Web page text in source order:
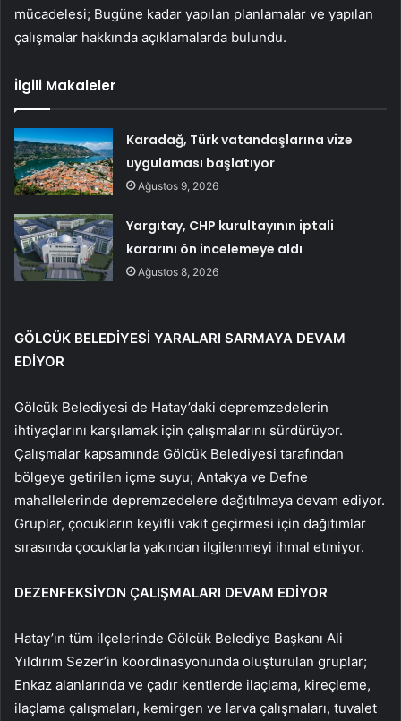
mücadelesi; Bugüne kadar yapılan planlamalar ve yapılan
çalışmalar hakkında açıklamalarda bulundu.
İlgili Makaleler
Karadağ, Türk vatandaşlarına vize
uygulaması başlatıyor
Ağustos 9, 2026
Yargıtay, CHP kurultayının iptali
kararını ön incelemeye aldı
Ağustos 8, 2026
GÖLCÜK BELEDİYESİ YARALARI SARMAYA DEVAM
EDİYOR
Gölcük Belediyesi de Hatay’daki depremzedelerin
ihtiyaçlarını karşılamak için çalışmalarını sürdürüyor.
Çalışmalar kapsamında Gölcük Belediyesi tarafından
bölgeye getirilen içme suyu; Antakya ve Defne
mahallelerinde depremzedelere dağıtılmaya devam ediyor.
Gruplar, çocukların keyifli vakit geçirmesi için dağıtımlar
sırasında çocuklarla yakından ilgilenmeyi ihmal etmiyor.
DEZENFEKSİYON ÇALIŞMALARI DEVAM EDİYOR
Hatay’ın tüm ilçelerinde Gölcük Belediye Başkanı Ali
Yıldırım Sezer’in koordinasyonunda oluşturulan gruplar;
Enkaz alanlarında ve çadır kentlerde ilaçlama, kireçleme,
ilaçlama çalışmaları, kemirgen ve larva çalışmaları, tuvalet